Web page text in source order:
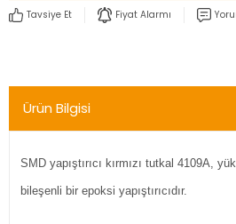
Tavsiye Et Fiyat Alarmı
Ürün Bilgisi
SMD yapıştırıcı kırmızı tutkal 4109A,
bileşenli bir epoksi yapıştırıcıdır.